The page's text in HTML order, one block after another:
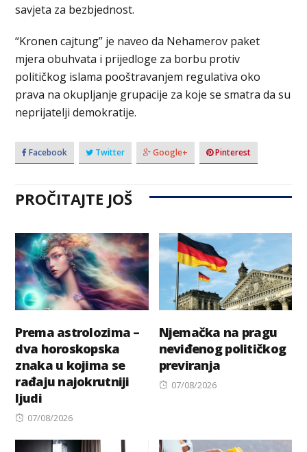
savjeta za bezbjednost.
“Kronen cajtung” je naveo da Nehamerov paket
mjera obuhvata i prijedloge za borbu protiv
političkog islama pooštravanjem regulativa oko
prava na okupljanje grupacije za koje se smatra da su
neprijatelji demokratije.
Facebook Twitter Google+ Pinterest
PROČITAJTE JOŠ
Prema astrolozima –
dva horoskopska
znaka u kojima se
rađaju najokrutniji
ljudi
Posted
07/08/2026
Njemačka na pragu
neviđenog političkog
previranja
Posted
07/08/2026